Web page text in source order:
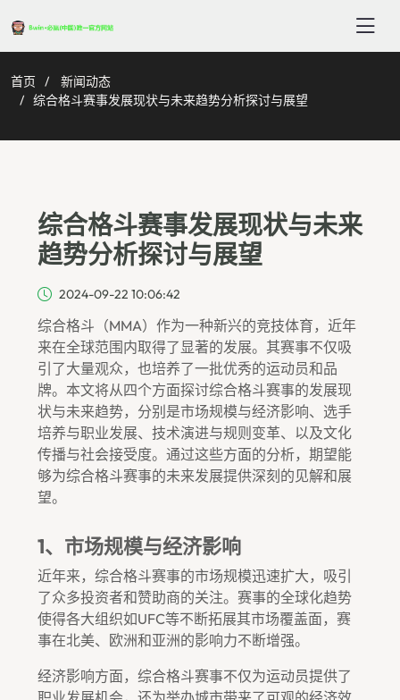
首页
新闻动态
综合格斗赛事发展现状与未来趋势分析探讨与展望
综合格斗赛事发展现状与未来
趋势分析探讨与展望
2024-09-22 10:06:42
综合格斗（MMA）作为一种新兴的竞技体育，近年
来在全球范围内取得了显著的发展。其赛事不仅吸
引了大量观众，也培养了一批优秀的运动员和品
牌。本文将从四个方面探讨综合格斗赛事的发展现
状与未来趋势，分别是市场规模与经济影响、选手
培养与职业发展、技术演进与规则变革、以及文化
传播与社会接受度。通过这些方面的分析，期望能
够为综合格斗赛事的未来发展提供深刻的见解和展
望。
1、市场规模与经济影响
近年来，综合格斗赛事的市场规模迅速扩大，吸引
了众多投资者和赞助商的关注。赛事的全球化趋势
使得各大组织如UFC等不断拓展其市场覆盖面，赛
事在北美、欧洲和亚洲的影响力不断增强。
经济影响方面，综合格斗赛事不仅为运动员提供了